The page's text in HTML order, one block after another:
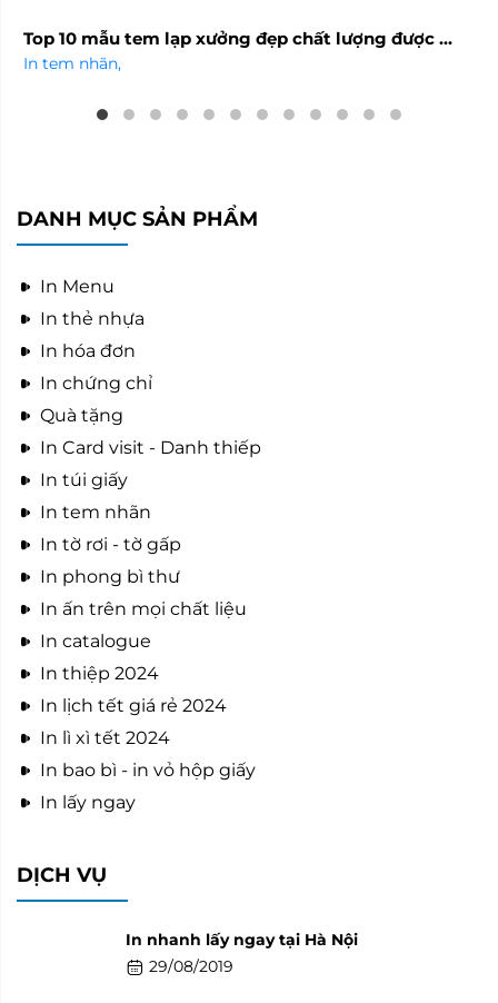
Top 10 mẫu tem lạp xưởng đẹp chất lượng được ...
In tem nhãn,
DANH MỤC SẢN PHẨM
In Menu
In thẻ nhựa
In hóa đơn
In chứng chỉ
Quà tặng
In Card visit - Danh thiếp
In túi giấy
In tem nhãn
In tờ rơi - tờ gấp
In phong bì thư
In ấn trên mọi chất liệu
In catalogue
In thiệp 2024
In lịch tết giá rẻ 2024
In lì xì tết 2024
In bao bì - in vỏ hộp giấy
In lấy ngay
DỊCH VỤ
In nhanh lấy ngay tại Hà Nội
29/08/2019